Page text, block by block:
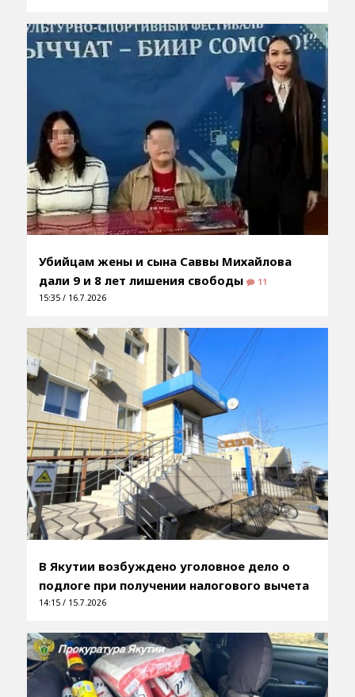
Убийцам жены и сына Саввы Михайлова
дали 9 и 8 лет лишения свободы
11
15:35 / 16.7.2026
В Якутии возбуждено уголовное дело о
подлоге при получении налогового вычета
14:15 / 15.7.2026